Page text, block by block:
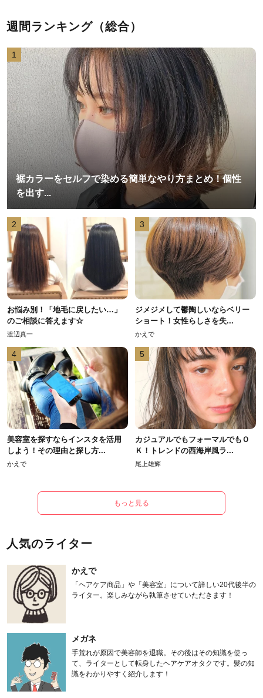
週間ランキング（総合）
1
裾カラーをセルフで染める簡単なやり方まとめ！個性
を出す...
2
お悩み別！「地毛に戻したい…」
のご相談に答えます☆
渡辺真一
3
ジメジメして鬱陶しいならベリー
ショート！女性らしさを失...
かえで
4
美容室を探すならインスタを活用
しよう！その理由と探し方...
かえで
5
カジュアルでもフォーマルでもＯ
Ｋ！トレンドの西海岸風ラ...
尾上雄輝
もっと見る
人気のライター
かえで
「ヘアケア商品」や「美容室」について詳しい20代後半の
ライター。楽しみながら執筆させていただきます！
メガネ
手荒れが原因で美容師を退職。その後はその知識を使っ
て、ライターとして転身したヘアケアオタクです。髪の知
識をわかりやすく紹介します！